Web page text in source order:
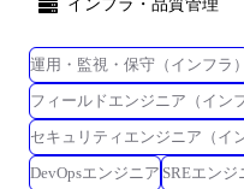
インフラ・品質管理
運用・監視・保守（インフラ）
フィールドエンジニア（イン
セキュリティエンジニア（イ
DevOpsエンジニア SREエンジ